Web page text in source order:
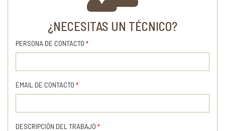
¿NECESITAS UN TÉCNICO?
PERSONA DE CONTACTO *
EMAIL DE CONTACTO *
DESCRIPCIÓN DEL TRABAJO *